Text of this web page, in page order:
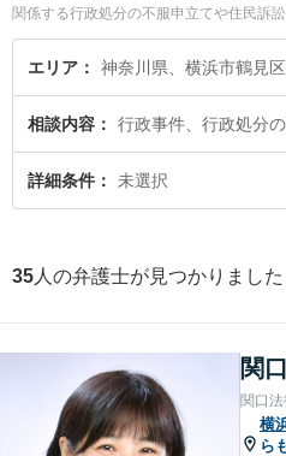
関係する行政処分の不服申立てや住民訴
細かな分野での絞り込み検索もでき便利
弁護士や横浜合同法律事務所の海渡 双葉
士に相談したい』『行政処分の不服申立
弁護士を検索したい』『初回相談無料で
る横浜市内の弁護士に相談予約したい』
エリア
相談内容 行政事件、行政処分
詳細条件 未選択
35 人の弁護士が見つかりました
関
関口
横
ら